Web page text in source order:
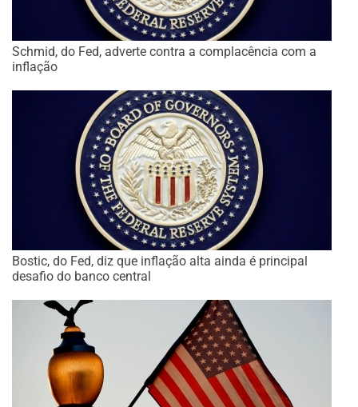
Schmid, do Fed, adverte contra a complacência com a
inflação
Bostic, do Fed, diz que inflação alta ainda é principal
desafio do banco central